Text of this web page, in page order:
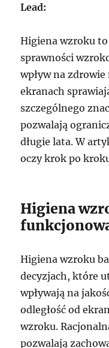
Lead:
Higiena wzroku
sprawności
wpływ na
ekranach
szczególnego
pozwalają
długie lata. W
oczy krok po
Higiena
Higiena wzroku
decyzjach, które
wpływają na
odległość od
wzroku.
pozwalają